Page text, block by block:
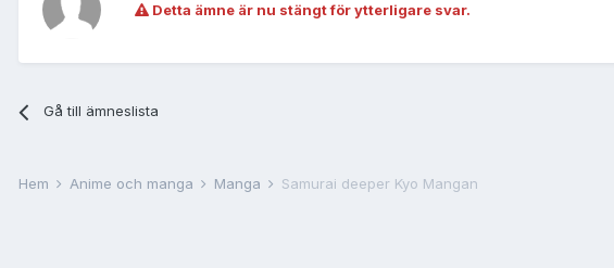
Detta ämne är nu stängt för ytterligare svar.
Gå till ämneslista
Hem Anime och manga Manga Samurai deeper Kyo Mangan